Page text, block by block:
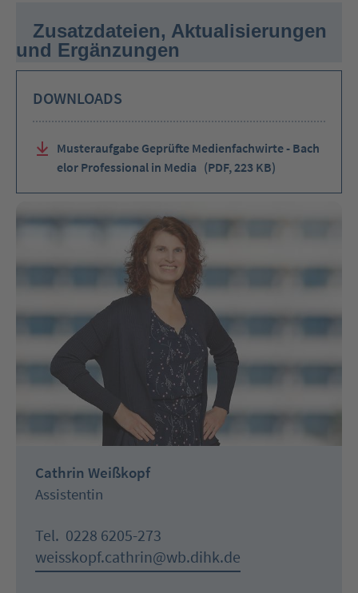
Zusatzdateien, Aktualisierungen
und Ergänzungen
DOWNLOADS
Musteraufgabe Geprüfte Medienfachwirte - Bach
elor Professional in Media (PDF, 223 KB)
Cathrin Weißkopf
Assistentin
Tel. 0228 6205-273
weisskopf.cathrin@wb.dihk.de